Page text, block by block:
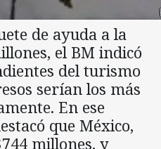
de ayuda a la
el BM indicó
del turismo
serían los más
En ese
que México,
millones, y